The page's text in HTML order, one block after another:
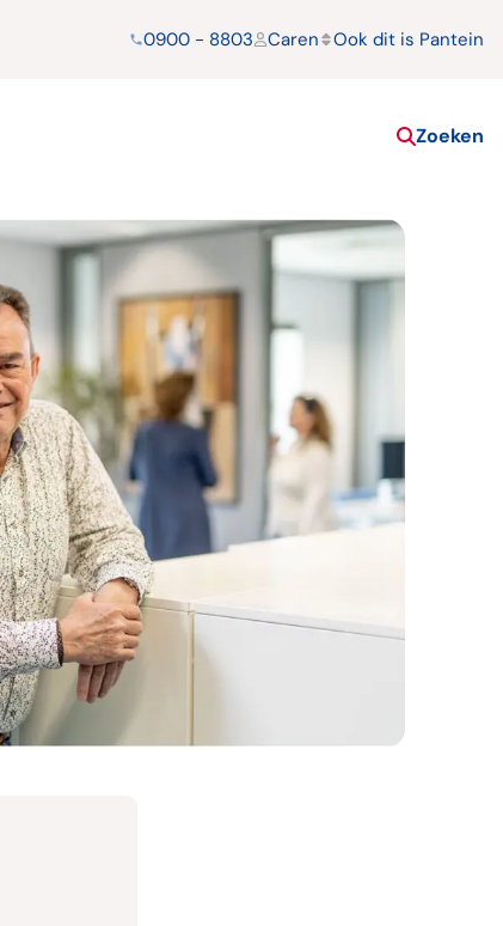
0900 - 8803 Caren Ook dit is Pantein
Zoeken